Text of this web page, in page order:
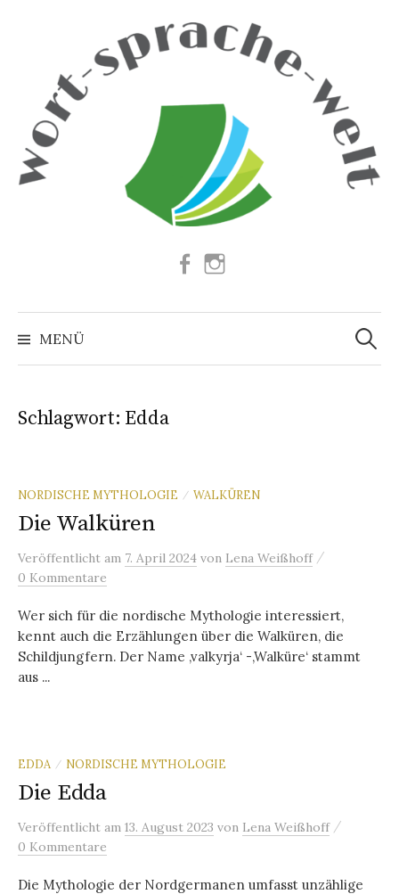
Facebook
MENÜ
Suchen
nach:
Schlagwort: Edda
NORDISCHE MYTHOLOGIE / WALKÜREN
Die Walküren
Veröffentlicht am 7. April 2024 von Lena Weißhoff /
0 Kommentare
Wer sich für die nordische Mythologie interessiert,
kennt auch die Erzählungen über die Walküren, die
Schildjungfern. Der Name ‚valkyrja‘ -‚Walküre‘ stammt
aus ...
EDDA / NORDISCHE MYTHOLOGIE
Die Edda
Veröffentlicht am 13. August 2023 von Lena Weißhoff /
0 Kommentare
Die Mythologie der Nordgermanen umfasst unzählige